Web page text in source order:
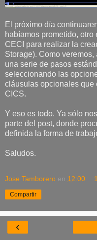
El próximo día
habíamos prometido,
CECI para realizar la
Storage). Como
una serie de pasos
seleccionando las
cláusulas opcionales que
CICS.
Y eso es todo. Ya sólo
parte del post, donde
definida la forma de
Saludos.
Jose Tamborero en 12:00
Compartir
‹